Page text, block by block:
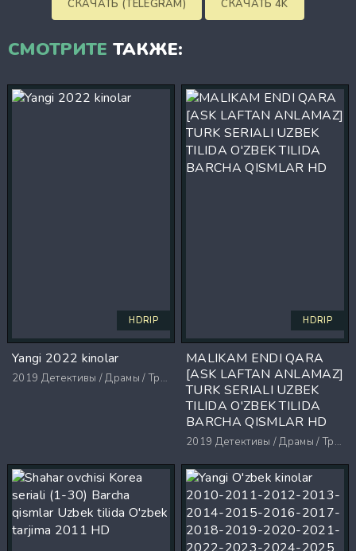
СКАЧАТЬ (TELEGRAM) СКАЧАТЬ 4K
СМОТРИТЕ ТАКЖЕ:
HDRIP
Yangi 2022 kinolar
2019 Детективы / Драмы / Триллеры / Ужасы
HDRIP
MALIKAM ENDI QARA
[ASK LAFTAN ANLAMAZ]
TURK SERIALI UZBEK
TILIDA O'ZBEK TILIDA
BARCHA QISMLAR HD
2019 Детективы / Драмы / Триллеры / Ужасы